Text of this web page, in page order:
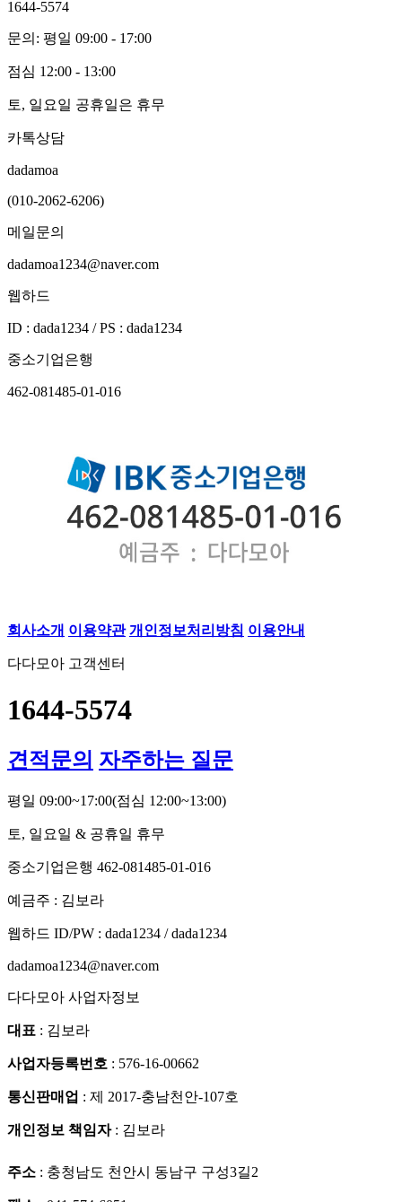
1644-5574
문의: 평일 09:00 - 17:00
점심 12:00 - 13:00
토, 일요일 공휴일은 휴무
카톡상담
dadamoa
(010-2062-6206)
메일문의
dadamoa1234@naver.com
웹하드
ID : dada1234 / PS : dada1234
중소기업은행
462-081485-01-016
회사소개 이용약관 개인정보처리방침 이용안내
다다모아 고객센터
1644-5574
견적문의 자주하는 질문
평일 09:00~17:00(점심 12:00~13:00)
토, 일요일 & 공휴일 휴무
중소기업은행 462-081485-01-016
예금주 : 김보라
웹하드 ID/PW : dada1234 / dada1234
dadamoa1234@naver.com
다다모아 사업자정보
대표 : 김보라
사업자등록번호 : 576-16-00662
통신판매업 : 제 2017-충남천안-107호
개인정보 책임자: 김보라
주소 : 충청남도 천안시 동남구 구성3길2